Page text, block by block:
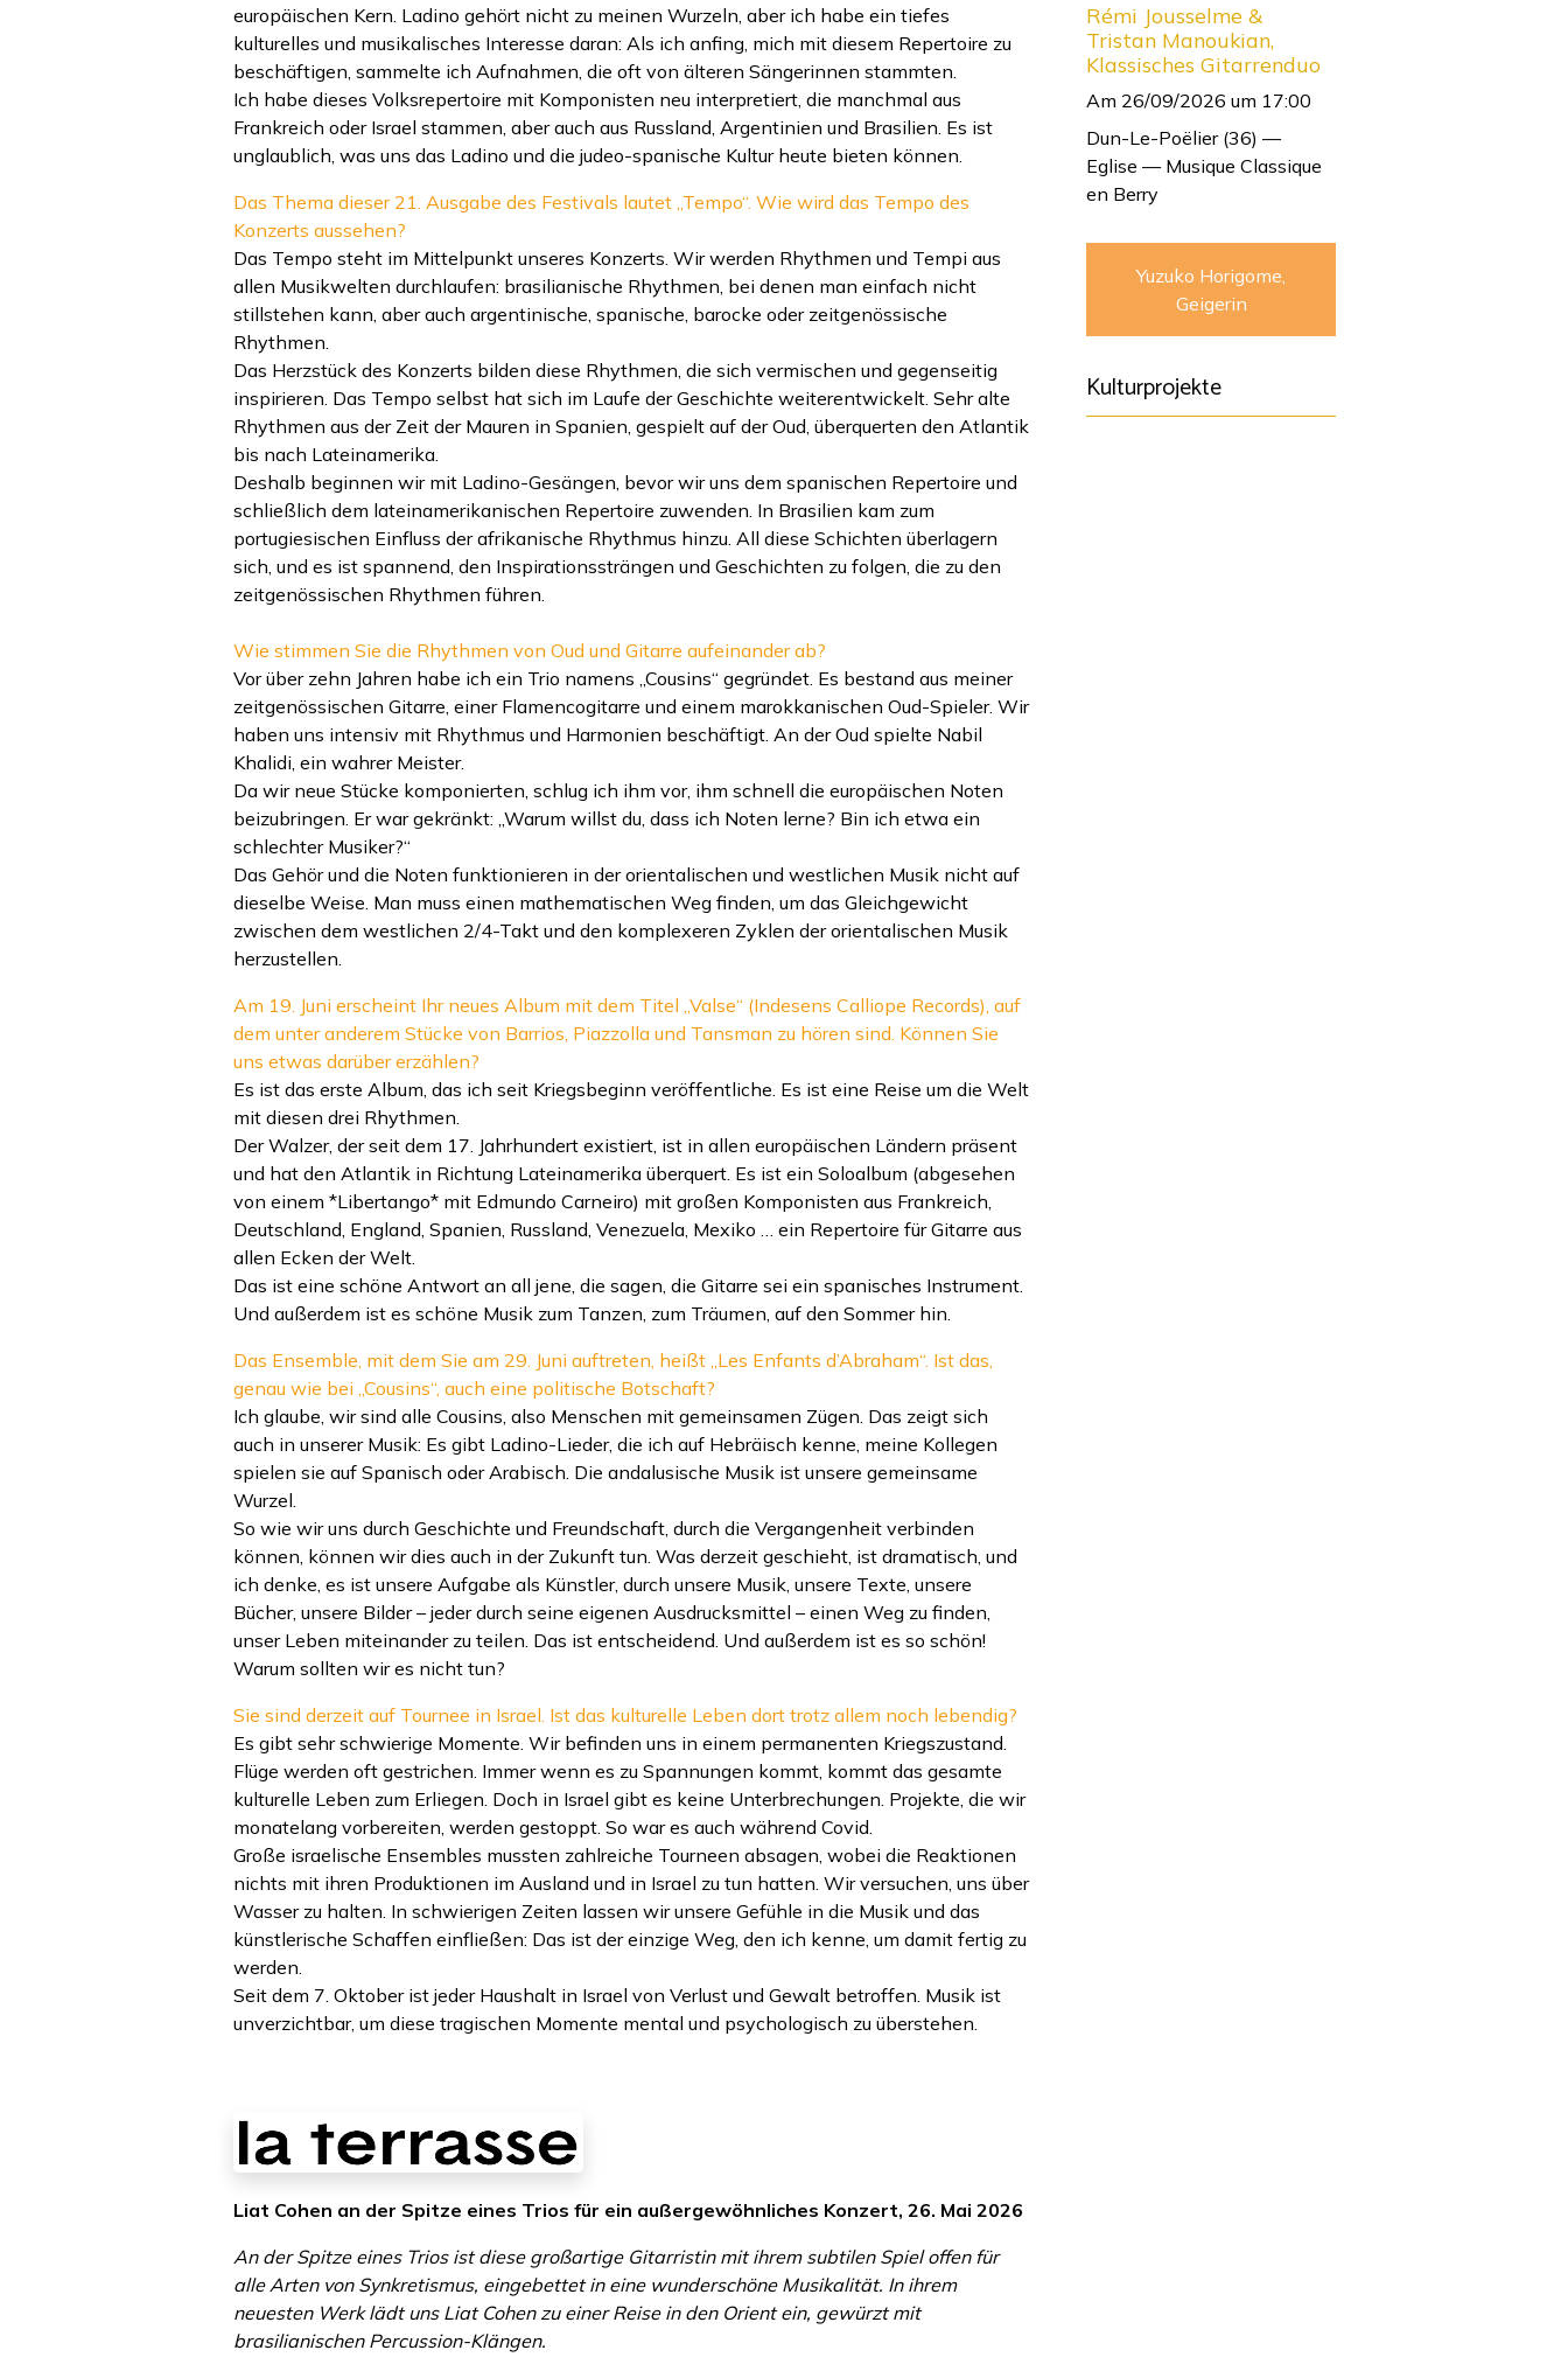
europäischen Kern. Ladino gehört nicht zu meinen Wurzeln, aber ich habe ein tiefes
kulturelles und musikalisches Interesse daran: Als ich anfing, mich mit diesem Repertoire zu
beschäftigen, sammelte ich Aufnahmen, die oft von älteren Sängerinnen stammten.
Ich habe dieses Volksrepertoire mit Komponisten neu interpretiert, die manchmal aus
Frankreich oder Israel stammen, aber auch aus Russland, Argentinien und Brasilien. Es ist
unglaublich, was uns das Ladino und die judeo-spanische Kultur heute bieten können.
Das Thema dieser 21. Ausgabe des Festivals lautet „Tempo“. Wie wird das Tempo des
Konzerts aussehen?
Das Tempo steht im Mittelpunkt unseres Konzerts. Wir werden Rhythmen und Tempi aus
allen Musikwelten durchlaufen: brasilianische Rhythmen, bei denen man einfach nicht
stillstehen kann, aber auch argentinische, spanische, barocke oder zeitgenössische
Rhythmen.
Das Herzstück des Konzerts bilden diese Rhythmen, die sich vermischen und gegenseitig
inspirieren. Das Tempo selbst hat sich im Laufe der Geschichte weiterentwickelt. Sehr alte
Rhythmen aus der Zeit der Mauren in Spanien, gespielt auf der Oud, überquerten den Atlantik
bis nach Lateinamerika.
Deshalb beginnen wir mit Ladino-Gesängen, bevor wir uns dem spanischen Repertoire und
schließlich dem lateinamerikanischen Repertoire zuwenden. In Brasilien kam zum
portugiesischen Einfluss der afrikanische Rhythmus hinzu. All diese Schichten überlagern
sich, und es ist spannend, den Inspirationssträngen und Geschichten zu folgen, die zu den
zeitgenössischen Rhythmen führen.
Wie stimmen Sie die Rhythmen von Oud und Gitarre aufeinander ab?
Vor über zehn Jahren habe ich ein Trio namens „Cousins“ gegründet. Es bestand aus meiner
zeitgenössischen Gitarre, einer Flamencogitarre und einem marokkanischen Oud-Spieler. Wir
haben uns intensiv mit Rhythmus und Harmonien beschäftigt. An der Oud spielte Nabil
Khalidi, ein wahrer Meister.
Da wir neue Stücke komponierten, schlug ich ihm vor, ihm schnell die europäischen Noten
beizubringen. Er war gekränkt: „Warum willst du, dass ich Noten lerne? Bin ich etwa ein
schlechter Musiker?“
Das Gehör und die Noten funktionieren in der orientalischen und westlichen Musik nicht auf
dieselbe Weise. Man muss einen mathematischen Weg finden, um das Gleichgewicht
zwischen dem westlichen 2/4-Takt und den komplexeren Zyklen der orientalischen Musik
herzustellen.
Am 19. Juni erscheint Ihr neues Album mit dem Titel „Valse“ (Indesens Calliope Records), auf
dem unter anderem Stücke von Barrios, Piazzolla und Tansman zu hören sind. Können Sie
uns etwas darüber erzählen?
Es ist das erste Album, das ich seit Kriegsbeginn veröffentliche. Es ist eine Reise um die Welt
mit diesen drei Rhythmen.
Der Walzer, der seit dem 17. Jahrhundert existiert, ist in allen europäischen Ländern präsent
und hat den Atlantik in Richtung Lateinamerika überquert. Es ist ein Soloalbum (abgesehen
von einem *Libertango* mit Edmundo Carneiro) mit großen Komponisten aus Frankreich,
Deutschland, England, Spanien, Russland, Venezuela, Mexiko … ein Repertoire für Gitarre aus
allen Ecken der Welt.
Das ist eine schöne Antwort an all jene, die sagen, die Gitarre sei ein spanisches Instrument.
Und außerdem ist es schöne Musik zum Tanzen, zum Träumen, auf den Sommer hin.
Das Ensemble, mit dem Sie am 29. Juni auftreten, heißt „Les Enfants d’Abraham“. Ist das,
genau wie bei „Cousins“, auch eine politische Botschaft?
Ich glaube, wir sind alle Cousins, also Menschen mit gemeinsamen Zügen. Das zeigt sich
auch in unserer Musik: Es gibt Ladino-Lieder, die ich auf Hebräisch kenne, meine Kollegen
spielen sie auf Spanisch oder Arabisch. Die andalusische Musik ist unsere gemeinsame
Wurzel.
So wie wir uns durch Geschichte und Freundschaft, durch die Vergangenheit verbinden
können, können wir dies auch in der Zukunft tun. Was derzeit geschieht, ist dramatisch, und
ich denke, es ist unsere Aufgabe als Künstler, durch unsere Musik, unsere Texte, unsere
Bücher, unsere Bilder – jeder durch seine eigenen Ausdrucksmittel – einen Weg zu finden,
unser Leben miteinander zu teilen. Das ist entscheidend. Und außerdem ist es so schön!
Warum sollten wir es nicht tun?
Sie sind derzeit auf Tournee in Israel. Ist das kulturelle Leben dort trotz allem noch lebendig?
Es gibt sehr schwierige Momente. Wir befinden uns in einem permanenten Kriegszustand.
Flüge werden oft gestrichen. Immer wenn es zu Spannungen kommt, kommt das gesamte
kulturelle Leben zum Erliegen. Doch in Israel gibt es keine Unterbrechungen. Projekte, die wir
monatelang vorbereiten, werden gestoppt. So war es auch während Covid.
Große israelische Ensembles mussten zahlreiche Tourneen absagen, wobei die Reaktionen
nichts mit ihren Produktionen im Ausland und in Israel zu tun hatten. Wir versuchen, uns über
Wasser zu halten. In schwierigen Zeiten lassen wir unsere Gefühle in die Musik und das
künstlerische Schaffen einfließen: Das ist der einzige Weg, den ich kenne, um damit fertig zu
werden.
Seit dem 7. Oktober ist jeder Haushalt in Israel von Verlust und Gewalt betroffen. Musik ist
unverzichtbar, um diese tragischen Momente mental und psychologisch zu überstehen.
Liat Cohen an der Spitze eines Trios für ein außergewöhnliches Konzert, 26. Mai 2026
An der Spitze eines Trios ist diese großartige Gitarristin mit ihrem subtilen Spiel offen für
alle Arten von Synkretismus, eingebettet in eine wunderschöne Musikalität. In ihrem
neuesten Werk lädt uns Liat Cohen zu einer Reise in den Orient ein, gewürzt mit
brasilianischen Percussion-Klängen.
Rémi Jousselme &
Tristan Manoukian,
Klassisches Gitarrenduo
Am 26/09/2026 um 17:00
Dun-Le-Poëlier (36) —
Eglise — Musique Classique
en Berry
Yuzuko Horigome,
Geigerin
Kulturprojekte